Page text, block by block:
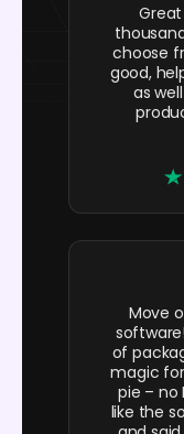
choose
good,
as
Move
of
magic
pie – no
like the